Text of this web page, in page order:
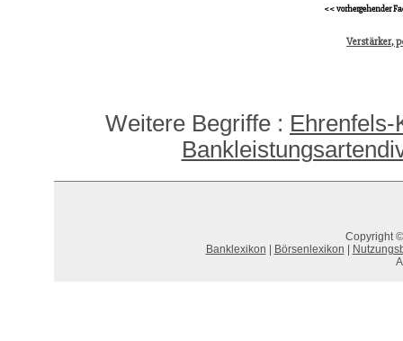
<< vorhergehender
Verstärker,
Weitere Begriffe : Ehrenfels-
Copyright
Banklexikon
Börsenlexikon